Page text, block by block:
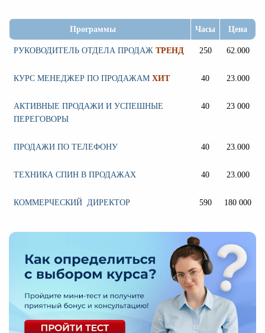
Программы Часы Цена
РУКОВОДИТЕЛЬ ОТДЕЛА ПРОДАЖ ТРЕНД 250 62.000
КУРС МЕНЕДЖЕР ПО ПРОДАЖАМ ХИТ 40 23.000
АКТИВНЫЕ ПРОДАЖИ И УСПЕШНЫЕ
ПЕРЕГОВОРЫ
40 23 000
ПРОДАЖИ ПО ТЕЛЕФОНУ 40 23.000
ТЕХНИКА СПИН В ПРОДАЖАХ 40 23.000
КОММЕРЧЕСКИЙ ДИРЕКТОР 590 180 000